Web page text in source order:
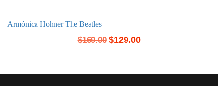
Armónica Hohner The Beatles
$169.00 $129.00